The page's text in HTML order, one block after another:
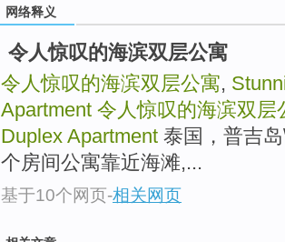
网络释义
令人惊叹的海滨双层公寓
令人惊叹的海滨双层公寓,
Apartment 令人惊叹的海滨双层
Duplex Apartment 泰国，普吉
个房间公寓靠近海滩,...
基于10个网页-相关网页